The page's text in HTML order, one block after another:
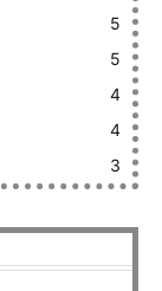
5
5
4
4
3